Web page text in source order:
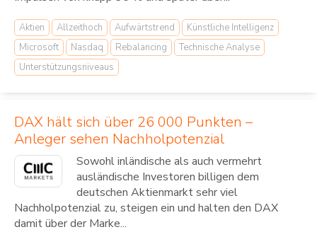
Aktien Allzeithoch Aufwärtstrend
Künstliche Intelligenz
Microsoft
Nasdaq Rebalancing
Technische Analyse
Unterstützungsniveaus
DAX hält sich über 26 000 Punkten –
Anleger sehen Nachholpotenzial
Sowohl inländische als auch vermehrt
ausländische Investoren billigen dem
deutschen Aktienmarkt sehr viel
Nachholpotenzial zu, steigen ein und halten den DAX
damit über der Marke...